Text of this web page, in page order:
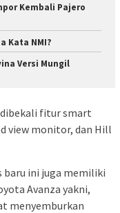
Kembali Pajero
Kata NMI?
Versi Mungil
dibekali fitur smart
view monitor, dan Hill
baru ini juga memiliki
Avanza yakni,
menyemburkan